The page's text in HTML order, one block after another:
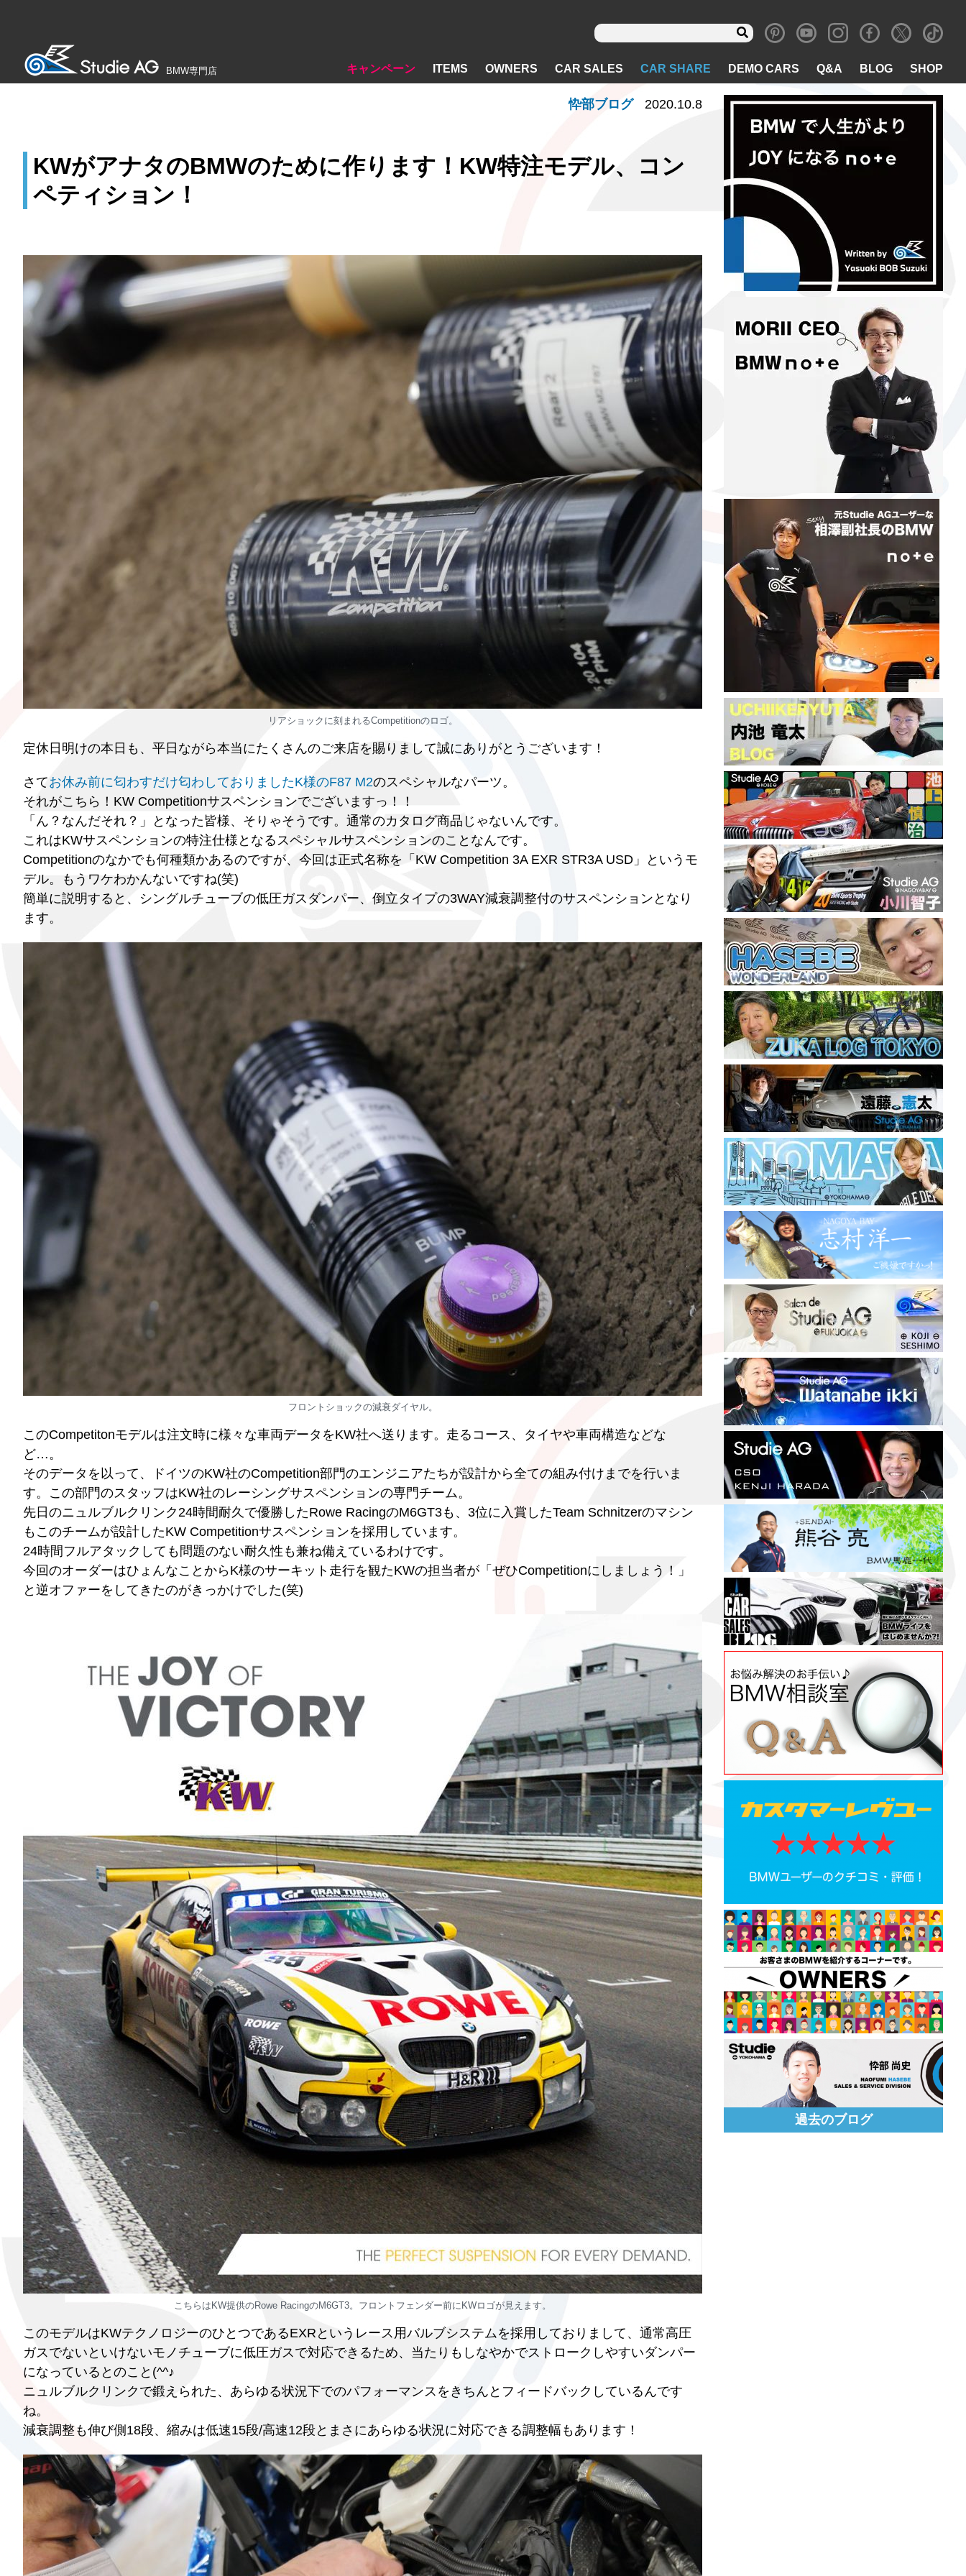
BMW専門店 キャンペーン ITEMS OWNERS CAR SALES CAR SHARE DEMO CARS Q&A BLOG SHOP
KWがアナタのBMWのために作ります！KW特注モデル、コン
ペティション！
忰部ブログ 2020.10.8
リアショックに刻まれるCompetitionのロゴ。
定休日明けの本日も、平日ながら本当にたくさんのご来店を賜りまして誠にありがとうございます！
さてお休み前に匂わすだけ匂わしておりましたK様のF87 M2のスペシャルなパーツ。
それがこちら！KW Competitionサスペンションでございますっ！！
「ん？なんだそれ？」となった皆様、そりゃそうです。通常のカタログ商品じゃないんです。
これはKWサスペンションの特注仕様となるスペシャルサスペンションのことなんです。
Competitionのなかでも何種類かあるのですが、今回は正式名称を「KW Competition 3A EXR STR3A USD」というモ
デル。もうワケわかんないですね(笑)
簡単に説明すると、シングルチューブの低圧ガスダンパー、倒立タイプの3WAY減衰調整付のサスペンションとなり
ます。
フロントショックの減衰ダイヤル。
このCompetitonモデルは注文時に様々な車両データをKW社へ送ります。走るコース、タイヤや車両構造などな
ど…。
そのデータを以って、ドイツのKW社のCompetition部門のエンジニアたちが設計から全ての組み付けまでを行いま
す。この部門のスタッフはKW社のレーシングサスペンションの専門チーム。
先日のニュルブルクリンク24時間耐久で優勝したRowe RacingのM6GT3も、3位に入賞したTeam Schnitzerのマシン
もこのチームが設計したKW Competitionサスペンションを採用しています。
24時間フルアタックしても問題のない耐久性も兼ね備えているわけです。
今回のオーダーはひょんなことからK様のサーキット走行を観たKWの担当者が「ぜひCompetitionにしましょう！」
と逆オファーをしてきたのがきっかけでした(笑)
こちらはKW提供のRowe RacingのM6GT3。フロントフェンダー前にKWロゴが見えます。
このモデルはKWテクノロジーのひとつであるEXRというレース用バルブシステムを採用しておりまして、通常高圧
ガスでないといけないモノチューブに低圧ガスで対応できるため、当たりもしなやかでストロークしやすいダンパー
になっているとのこと(^^♪
ニュルブルクリンクで鍛えられた、あらゆる状況下でのパフォーマンスをきちんとフィードバックしているんです
ね。
減衰調整も伸び側18段、縮みは低速15段/高速12段とまさにあらゆる状況に対応できる調整幅もあります！
過去のブログ